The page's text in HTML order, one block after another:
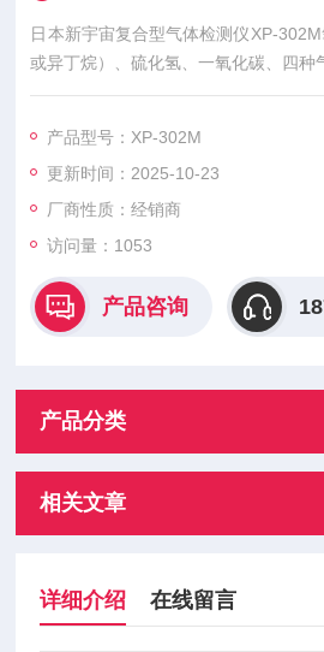
日本新宇宙复合型气体检测仪XP-
或异丁烷）、硫化氢、一氧化碳、四种
产品型号：XP-302M
更新时间：2025-10-23
厂商性质：经销商
访问量：1053
产品咨询
产品分类
相关文章
详细介绍 在线留言